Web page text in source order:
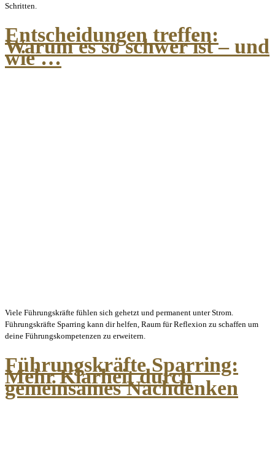
Schritten.
Entscheidungen treffen:
Warum es so schwer ist – und
wie …
Viele Führungskräfte fühlen sich gehetzt und permanent unter Strom.
Führungskräfte Sparring kann dir helfen, Raum für Reflexion zu schaffen um
deine Führungskompetenzen zu erweitern.
Führungskräfte Sparring:
Mehr Klarheit durch
gemeinsames Nachdenken